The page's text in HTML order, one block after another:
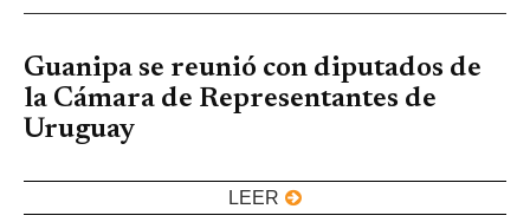
Guanipa se reunió con diputados de
la Cámara de Representantes de
Uruguay
LEER